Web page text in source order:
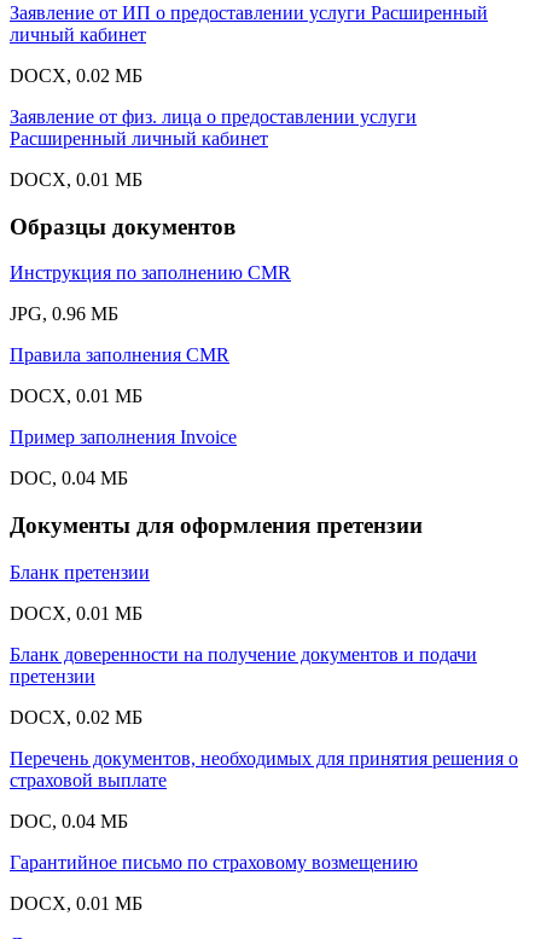
Заявление от ИП о предоставлении услуги Расширенный
личный кабинет
DOCX, 0.02 МБ
Заявление от физ. лица о предоставлении услуги
Расширенный личный кабинет
DOCX, 0.01 МБ
Образцы документов
Инструкция по заполнению CMR
JPG, 0.96 МБ
Правила заполнения CMR
DOCX, 0.01 МБ
Пример заполнения Invoice
DOC, 0.04 МБ
Документы для оформления претензии
Бланк претензии
DOCX, 0.01 МБ
Бланк доверенности на получение документов и подачи
претензии
DOCX, 0.02 МБ
Перечень документов, необходимых для принятия решения о
страховой выплате
DOC, 0.04 МБ
Гарантийное письмо по страховому возмещению
DOCX, 0.01 МБ